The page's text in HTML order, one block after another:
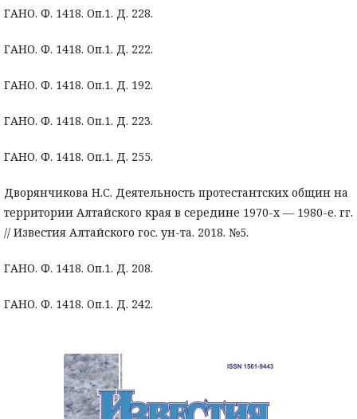
ГАНО. Ф. 1418. Оп.1. Д. 228.
ГАНО. Ф. 1418. Оп.1. Д. 222.
ГАНО. Ф. 1418. Оп.1. Д. 192.
ГАНО. Ф. 1418. Оп.1. Д. 223.
ГАНО. Ф. 1418. Оп.1. Д. 255.
Дворянчикова Н.С. Деятельность протестантских общин на
территории Алтайского края в середине 1970-х — 1980-е. гг.
// Известия Алтайского гос. ун-та. 2018. №5.
ГАНО. Ф. 1418. Оп.1. Д. 208.
ГАНО. Ф. 1418. Оп.1. Д. 242.